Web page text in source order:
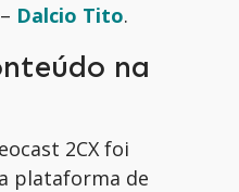
– Dalcio Tito.
na
2CX foi
plataforma de